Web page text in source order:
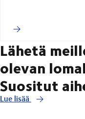
Lähetä
olevan
Suositut
Lue lisää